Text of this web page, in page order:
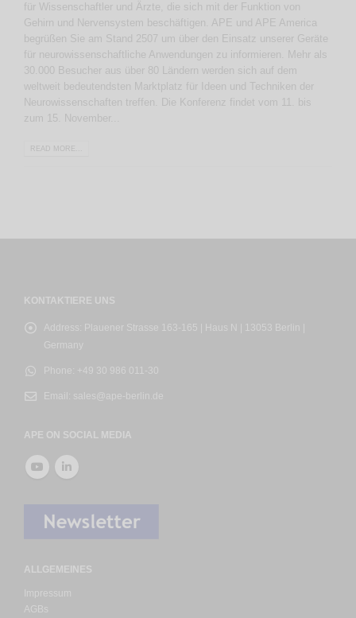
für Wissenschaftler und Ärzte, die sich mit der Funktion von
Gehirn und Nervensystem beschäftigen. APE und APE America
begrüßen Sie am Stand 2507 um über den Einsatz unserer Geräte
für neurowissenschaftliche Anwendungen zu informieren. Mehr als
30.000 Besucher aus über 80 Ländern werden sich auf dem
weltweit bedeutendsten Marktplatz für Ideen und Techniken der
Neurowissenschaften treffen. Die Konferenz findet vom 11. bis
zum 15. November...
READ MORE...
KONTAKTIERE UNS
Address:
Plauener Strasse 163-165 | Haus N | 13053 Berlin |
Germany
Phone: +49 30 986 011-30
Email: sales@ape-berlin.de
APE ON SOCIAL MEDIA
ALLGEMEINES
Impressum
AGBs